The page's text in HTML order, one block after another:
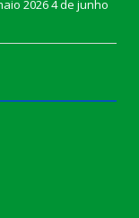
20264 de junho